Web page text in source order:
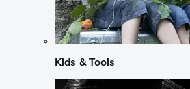
Kids & Tools